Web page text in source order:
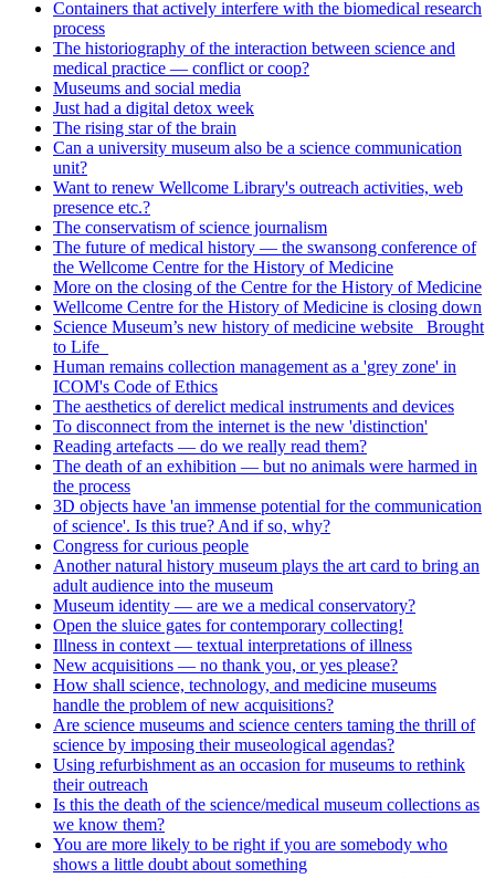
Containers that actively interfere with the biomedical research
process
The historiography of the interaction between science and
medical practice — conflict or coop?
Museums and social media
Just had a digital detox week
The rising star of the brain
Can a university museum also be a science communication
unit?
Want to renew Wellcome Library's outreach activities, web
presence etc.?
The conservatism of science journalism
The future of medical history — the swansong conference of
the Wellcome Centre for the History of Medicine
More on the closing of the Centre for the History of Medicine
Wellcome Centre for the History of Medicine is closing down
Science Museum’s new history of medicine website _Brought
to Life_
Human remains collection management as a 'grey zone' in
ICOM's Code of Ethics
The aesthetics of derelict medical instruments and devices
To disconnect from the internet is the new 'distinction'
Reading artefacts — do we really read them?
The death of an exhibition — but no animals were harmed in
the process
3D objects have 'an immense potential for the communication
of science'. Is this true? And if so, why?
Congress for curious people
Another natural history museum plays the art card to bring an
adult audience into the museum
Museum identity — are we a medical conservatory?
Open the sluice gates for contemporary collecting!
Illness in context — textual interpretations of illness
New acquisitions — no thank you, or yes please?
How shall science, technology, and medicine museums
handle the problem of new acquisitions?
Are science museums and science centers taming the thrill of
science by imposing their museological agendas?
Using refurbishment as an occasion for museums to rethink
their outreach
Is this the death of the science/medical museum collections as
we know them?
You are more likely to be right if you are somebody who
shows a little doubt about something